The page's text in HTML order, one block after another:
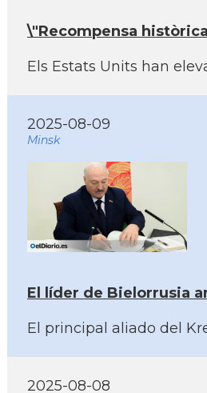
\"Recompensa
Els Estats Units han
2025-08-09
Minsk
El líder de Bielorrusia
El principal aliado del
2025-08-08